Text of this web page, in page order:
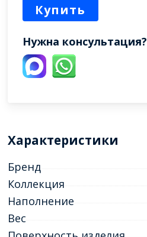
Купить
Нужна консультация?
Характеристики
Бренд
Коллекция
Наполнение
Вес